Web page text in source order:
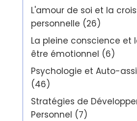
L'amour de soi et la
personnelle (26)
La pleine conscience et
être émotionnel (6)
Psychologie et Auto-
(46)
Stratégies de
Personnel (7)